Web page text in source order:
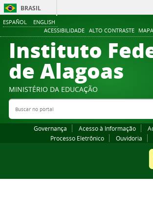
ESPAÑOL ENGLISH
ACESSIBILIDADE ALTO CONTRASTE
BRASIL
Instituto
de Alagoas
MINISTÉRIO DA EDUCAÇÃO
Buscar no portal
Governança Acesso à Informação
Processo Eletrônico
Ouvidoria